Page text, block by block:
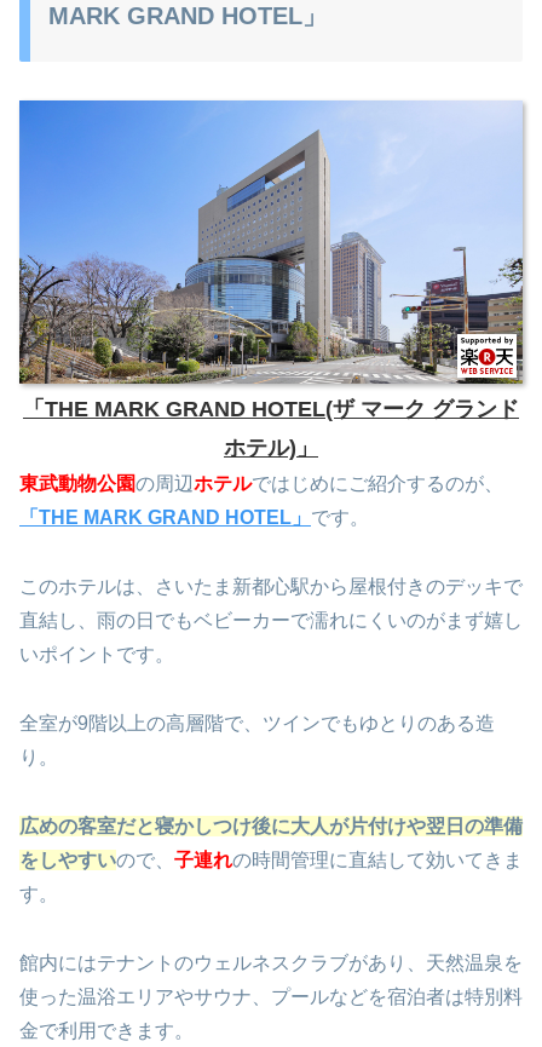
MARK GRAND HOTEL」
「THE MARK GRAND HOTEL(ザ マーク グランド
ホテル)」
東武動物公園の周辺ホテルではじめにご紹介するのが、
「THE MARK GRAND HOTEL」 です。
このホテルは、さいたま新都心駅から屋根付きのデッキで
直結し、雨の日でもベビーカーで濡れにくいのがまず嬉し
いポイントです。
全室が9階以上の高層階で、ツインでもゆとりのある造
り。
広めの客室だと寝かしつけ後に大人が片付けや翌日の準備
をしやすいので、 子連れの時間管理に直結して効いてきま
す。
館内にはテナントのウェルネスクラブがあり、天然温泉を
使った温浴エリアやサウナ、プールなどを宿泊者は特別料
金で利用できます。